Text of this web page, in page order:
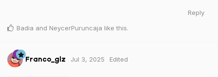
Reply
Badia and NeycerPuruncaja like this.
Franco_glz Jul 3, 2025 Edited